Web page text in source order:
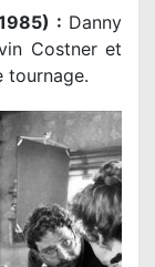
: Danny
Costner et
tournage.